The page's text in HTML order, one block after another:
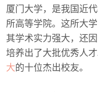
厦门大学，是我国近
所高等学院。这所大
其学术实力强大，还
培养出了大批优秀人
大的十位杰出校友。